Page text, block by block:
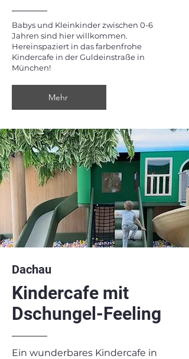
Babys und Kleinkinder zwischen 0-6
Jahren sind hier willkommen.
Hereinspaziert in das farbenfrohe
Kindercafe in der Guldeinstraße in
München!
Mehr
Dachau
Kindercafe mit
Dschungel-Feeling
Ein wunderbares Kindercafe in